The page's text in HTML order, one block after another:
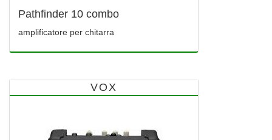
Pathfinder 10 combo
amplificatore per chitarra
VOX